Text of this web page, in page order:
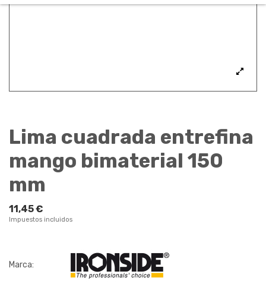
Lima cuadrada entrefina
mango bimaterial 150
mm
11,45 €
Impuestos incluidos
Marca: